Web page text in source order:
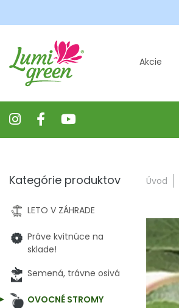
Akcie
Úvod
Kategórie produktov
LETO V ZÁHRADE
Práve kvitnúce na
sklade!
Semená, trávne osivá
OVOCNÉ STROMY